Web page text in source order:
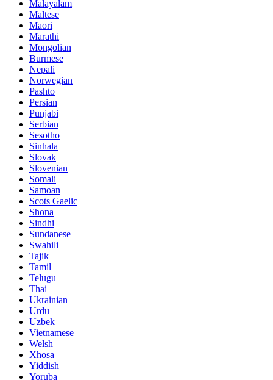
Malayalam
Maltese
Maori
Marathi
Mongolian
Burmese
Nepali
Norwegian
Pashto
Persian
Punjabi
Serbian
Sesotho
Sinhala
Slovak
Slovenian
Somali
Samoan
Scots Gaelic
Shona
Sindhi
Sundanese
Swahili
Tajik
Tamil
Telugu
Thai
Ukrainian
Urdu
Uzbek
Vietnamese
Welsh
Xhosa
Yiddish
Yoruba